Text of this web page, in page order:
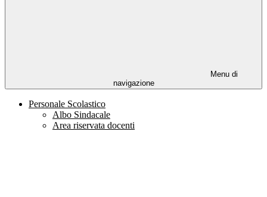
Menu di
navigazione
Personale Scolastico
Albo Sindacale
Area riservata docenti